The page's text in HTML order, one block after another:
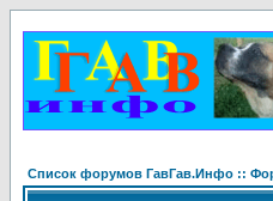
Список форумов ГавГав.Инфо ::